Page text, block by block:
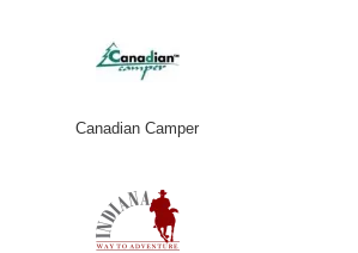
Canadian Camper